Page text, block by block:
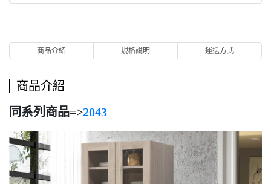
商品介紹 規格說明 運送方式
商品介紹
同系列商品=>2043